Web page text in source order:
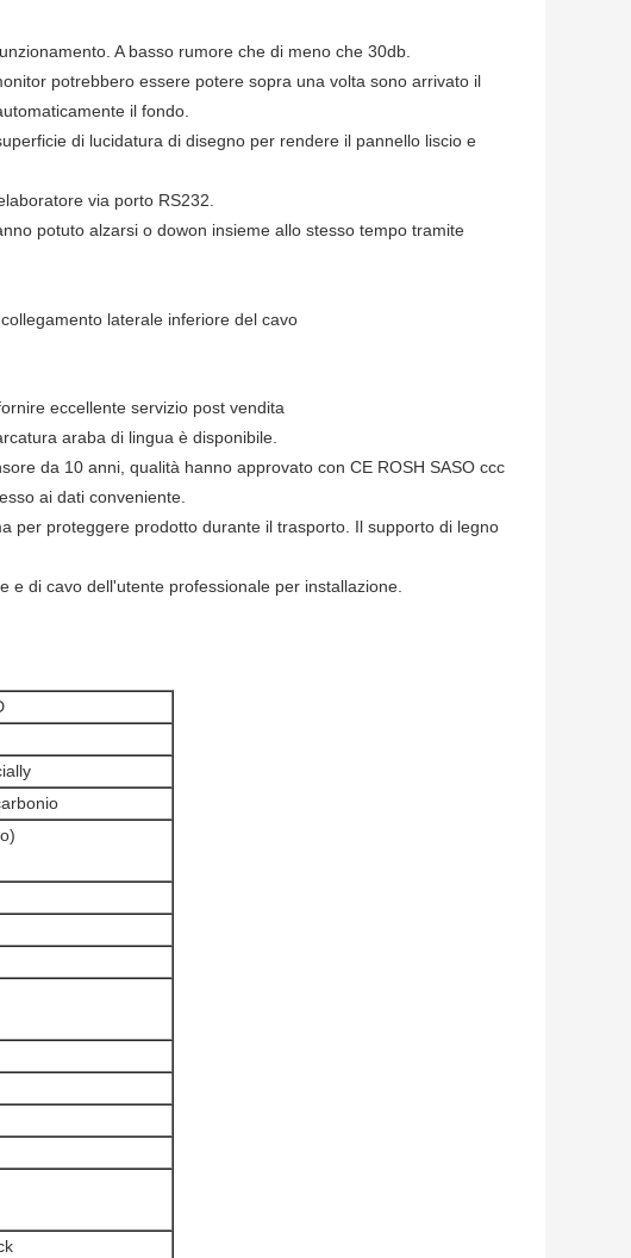
A basso rumore che di meno che 30db.
potrebbero essere potere sopra una volta sono arrivato il
il fondo.
di lucidatura di disegno per rendere il pannello liscio e
via porto RS232.
potuto alzarsi o dowon insieme allo stesso tempo tramite
laterale inferiore del cavo
eccellente servizio post vendita
araba di lingua è disponibile.
da 10 anni, qualità hanno approvato con CE ROSH SASO ccc
ai dati conveniente.
per proteggere prodotto durante il trasporto. Il supporto di legno
e di cavo dell'utente professionale per installazione.